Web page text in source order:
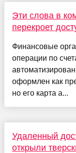
Эти слова в
перекроет
Финансовые
операции по
оформлен как
но его карта а...
Удаленный
открыли